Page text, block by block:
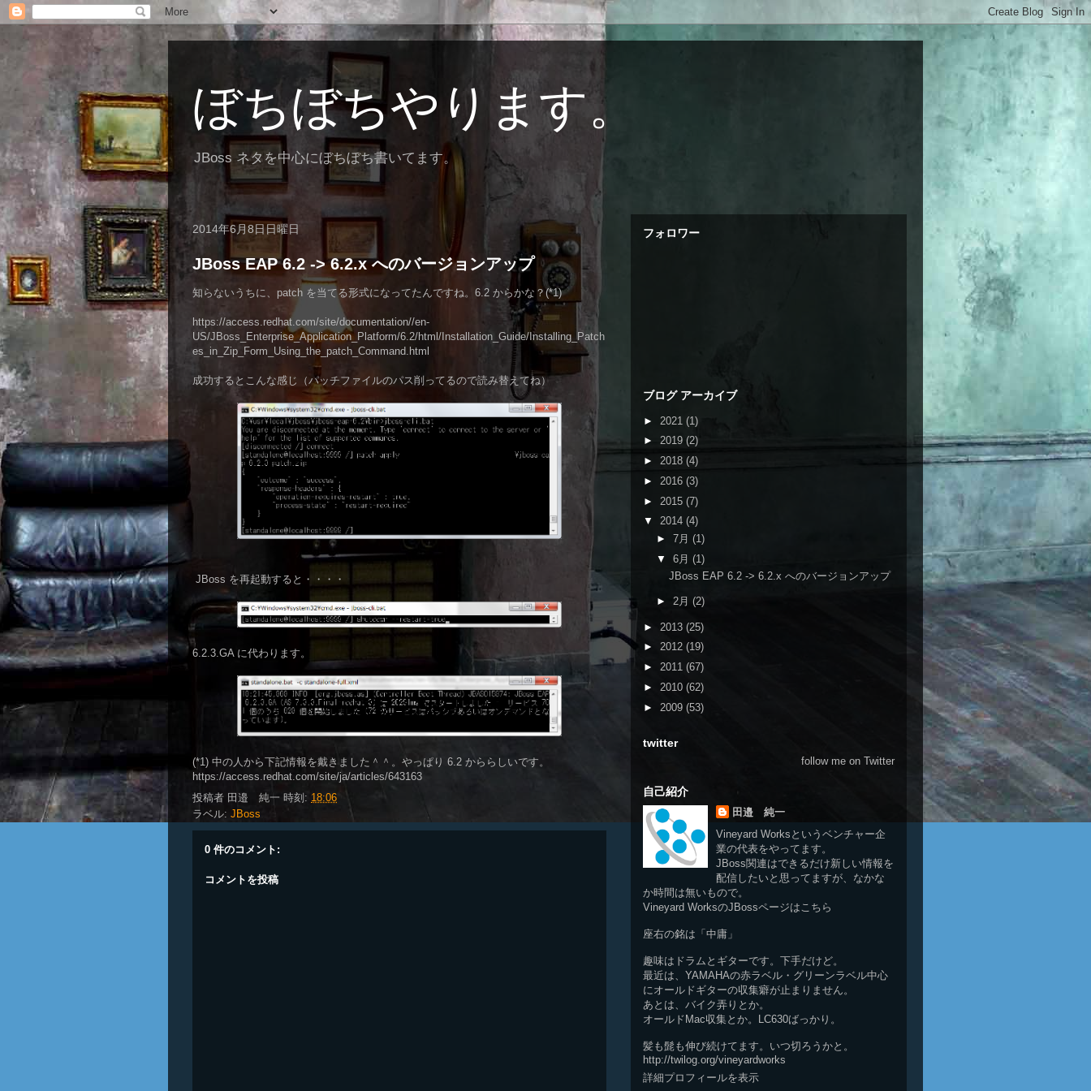
ぼちぼちやります。
JBoss ネタを中心にぼちぼち書いてます。
2014年6月8日日曜日
JBoss EAP 6.2 -> 6.2.x へのバージョンアップ
知らないうちに、patch を当てる形式になってたんですね。6.2 からかな？(*1)
https://access.redhat.com/site/documentation//en-
US/JBoss_Enterprise_Application_Platform/6.2/html/Installation_Guide/Installing_Patch
es_in_Zip_Form_Using_the_patch_Command.html
成功するとこんな感じ（パッチファイルのパス削ってるので読み替えてね）
JBoss を再起動すると・・・・
6.2.3.GA に代わります。
(*1) 中の人から下記情報を戴きました＾＾。やっぱり 6.2 かららしいです。
https://access.redhat.com/site/ja/articles/643163
投稿者 田邉 純一 時刻: 18:06
ラベル: JBoss
0 件のコメント:
コメントを投稿
フォロワー
ブログ アーカイブ
► 2021 (1)
► 2019 (2)
► 2018 (4)
► 2016 (3)
► 2015 (7)
▼ 2014 (4)
► 7月 (1)
▼ 6月 (1)
JBoss EAP 6.2 -> 6.2.x へのバージョンアップ
► 2月 (2)
► 2013 (25)
► 2012 (19)
► 2011 (67)
► 2010 (62)
► 2009 (53)
twitter
follow me on Twitter
自己紹介
田邉 純一
Vineyard Works というベンチャー企
業の代表をやってます。
JBoss関連はできるだけ新しい情報を
配信したいと思ってますが、なかな
か時間は無いもので。
Vineyard WorksのJBossページは こちら
座右の銘は「中庸」
趣味はドラムとギターです。下手だけど。
最近は、YAMAHAの赤ラベル・グリーンラベル中心
にオールドギターの収集癖が止まりません。
あとは、バイク弄りとか。
オールドMac収集とか。LC630ばっかり。
髪も髭も伸び続けてます。いつ切ろうかと。
http://twilog.org/vineyardworks
詳細プロフィールを表示